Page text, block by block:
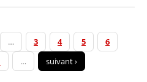
… 3 4 5
6
…
suivant ›